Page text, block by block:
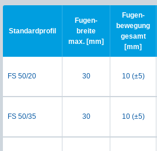
Standardprofil
Fugen-
breite
max. [mm]
Fugen-
bewegung
gesamt
[mm]
FS 50/20 30 10 (±5)
FS 50/35 30 10 (±5)